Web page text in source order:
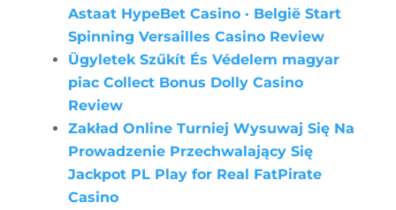
Astaat HypeBet Casino · België Start
Spinning Versailles Casino Review
Ügyletek Szűkít És Védelem magyar
piac Collect Bonus Dolly Casino
Review
Zakład Online Turniej Wysuwaj Się Na
Prowadzenie Przechwalający Się
Jackpot PL Play for Real FatPirate
Casino